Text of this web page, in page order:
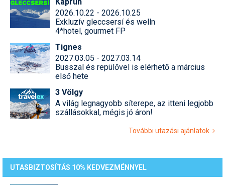
Kaprun
2026.10.22 - 2026.10.25
Exkluzív gleccsersí és welln
4*hotel, gourmet FP
Tignes
2027.03.05 - 2027.03.14
Busszal és repülővel is elérhető a március
első hete
3 Völgy
A világ legnagyobb síterepe, az itteni legjobb
szállásokkal, mégis jó áron!
További utazási ajánlatok
UTASBIZTOSÍTÁS 10% KEDVEZMÉNNYEL